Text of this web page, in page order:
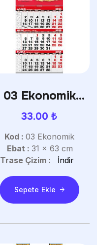
03 Ekonomik
Gemici Takvim
33.00 ₺
Kod : 03 Ekonomik
Ebat : 31 x 63 cm
Trase Çizim :
İndir
Sepete Ekle